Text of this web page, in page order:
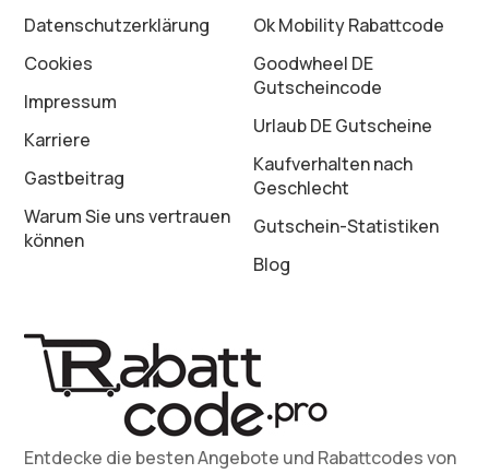
Datenschutz­erklärung
Cookies
Impressum
Karriere
Gastbeitrag
Warum Sie uns vertrauen
können
Ok Mobility Rabattcode
Goodwheel DE
Gutscheincode
Urlaub DE Gutscheine
Kaufverhalten nach
Geschlecht
Gutschein-Statistiken
Blog
Entdecke die besten Angebote und Rabattcodes von